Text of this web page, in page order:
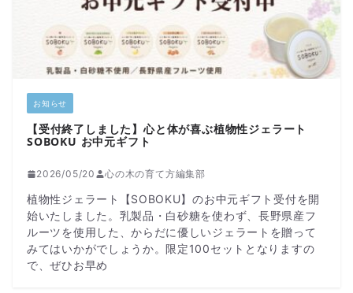
お知らせ
【受付終了しました】心と体が喜ぶ植物性ジェラート
SOBOKU お中元ギフト
2026/05/20 心の木の育て方編集部
植物性ジェラート【SOBOKU】のお中元ギフト受付を開
始いたしました。乳製品・白砂糖を使わず、長野県産フ
ルーツを使用した、からだに優しいジェラートを贈って
みてはいかがでしょうか。限定100セットとなりますの
で、ぜひお早め